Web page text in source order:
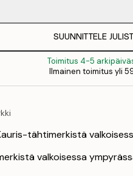
SUUNNITTELE
Toimitus 4-5
Ilmainen toimitus yli
tähtimerkistä
valkoisessa